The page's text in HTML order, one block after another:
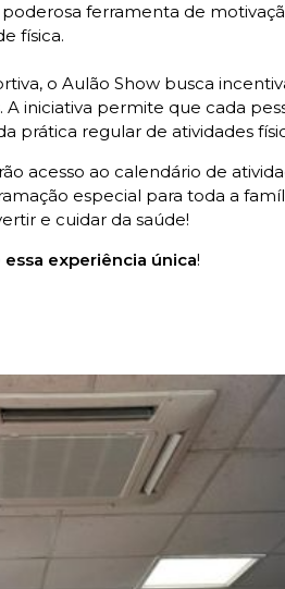
ferramenta de
física.
o Aulão Show busca
iniciativa permite que cada
prática regular de atividades
acesso ao calendário de
especial para toda a
e cuidar da saúde!
experiência única!